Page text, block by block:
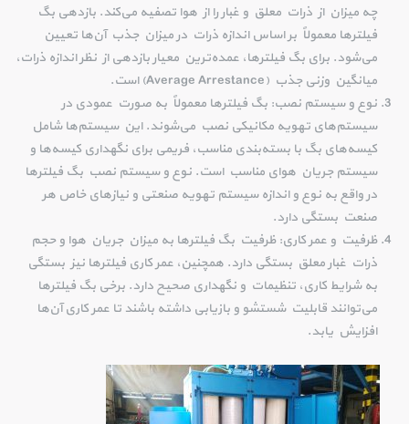
چه میزان از ذرات معلق و غبار را از هوا تصفیه می‌کند. بازدهی بگ
فیلترها معمولاً بر اساس اندازه ذرات در میزان جذب آن‌ها تعیین
می‌شود. برای بگ فیلترها، عمده‌ترین معیار بازدهی از نظر اندازه ذرات،
میانگین وزنی جذب (Average Arrestance) است.
نوع و سیستم نصب: بگ فیلترها معمولاً به صورت عمودی در
سیستم‌های تهویه مکانیکی نصب می‌شوند. این سیستم‌ها شامل
کیسه‌های بگ با بسته‌بندی مناسب، فریمی برای نگهداری کیسه‌ها و
سیستم جریان هوای مناسب است. نوع و سیستم نصب بگ فیلترها
در واقع به نوع و اندازه سیستم تهویه صنعتی و نیازهای خاص هر
صنعت بستگی دارد.
ظرفیت و عمر کاری: ظرفیت بگ فیلترها به میزان جریان هوا و حجم
ذرات غبار معلق بستگی دارد. همچنین، عمر کاری فیلترها نیز بستگی
به شرایط کاری، تنظیمات و نگهداری صحیح دارد. برخی بگ فیلترها
می‌توانند قابلیت شستشو و بازیابی داشته باشند تا عمر کاری آن‌ها
افزایش یابد.